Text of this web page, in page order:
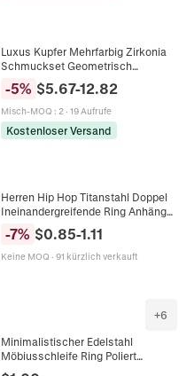
Luxus Kupfer Mehrfarbig Zirkonia
Schmuckset Geometrisch
Eingelegt Halskette Armband Set
Für Damen Süße Candy Farbe
Tennis-Kette
-5% $5.67-12.82
Misch-MOQ : 2· 19 Aufrufe
Kostenloser Versand
Herren Hip Hop Titanstahl Doppel
Ineinandergreifende Ring Anhänger
Eternal Love Strass Inlaid
Streetwear Schmuck
-7% $0.85-1.11
Keine MOQ · 91 kürzlich verkauft
+6
Minimalistischer Edelstahl
Möbiusschleife Ring Poliert
Gedrehter Wellenförmiger Band Für